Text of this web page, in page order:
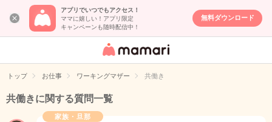
アプリでいつでもアクセス！
ママに嬉しい！アプリ限定
キャンペーンも随時配信中！
無料ダウンロード
女性専用匿名QA
イト
トップ お仕事 ワーキングマザー 共働き
共働きに関する質問一覧
家族・旦那